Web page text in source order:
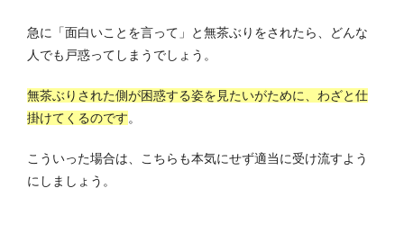
急に「面白いことを言って」と無茶ぶりをされたら、どんな
人でも戸惑ってしまうでしょう。
無茶ぶりされた側が困惑する姿を見たいがために、わざと仕
掛けてくるのです。
こういった場合は、こちらも本気にせず適当に受け流すよう
にしましょう。